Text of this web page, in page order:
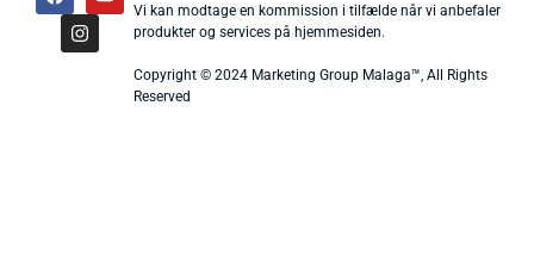
Vi kan modtage en kommission i tilfælde når vi anbefaler
produkter og services på hjemmesiden.
Copyright © 2024 Marketing Group Malaga™, All Rights
Reserved